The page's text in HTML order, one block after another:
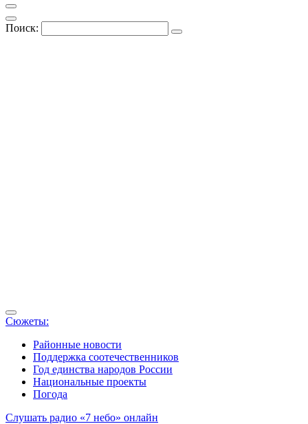
Поиск:
Сюжеты:
Районные новости
Поддержка соотечественников
Год единства народов России
Национальные проекты
Погода
Слушать радио «7 небо» онлайн